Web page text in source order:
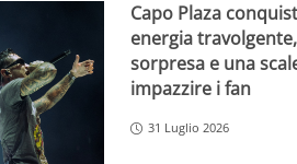
Capo Plaza
energia
sorpresa e una
impazzire i fan
31 Luglio 2026